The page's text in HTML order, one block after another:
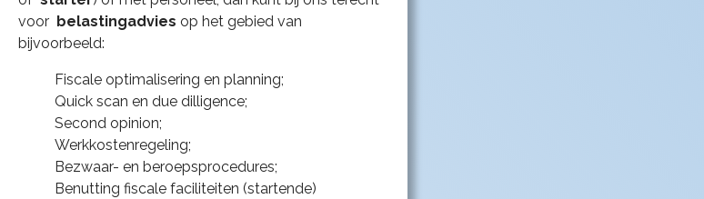
voor belastingadvies op het gebied van
bijvoorbeeld:
Fiscale optimalisering en planning;
Quick scan en due dilligence;
Second opinion;
Werkkostenregeling;
Bezwaar- en beroepsprocedures;
Benutting fiscale faciliteiten (startende)